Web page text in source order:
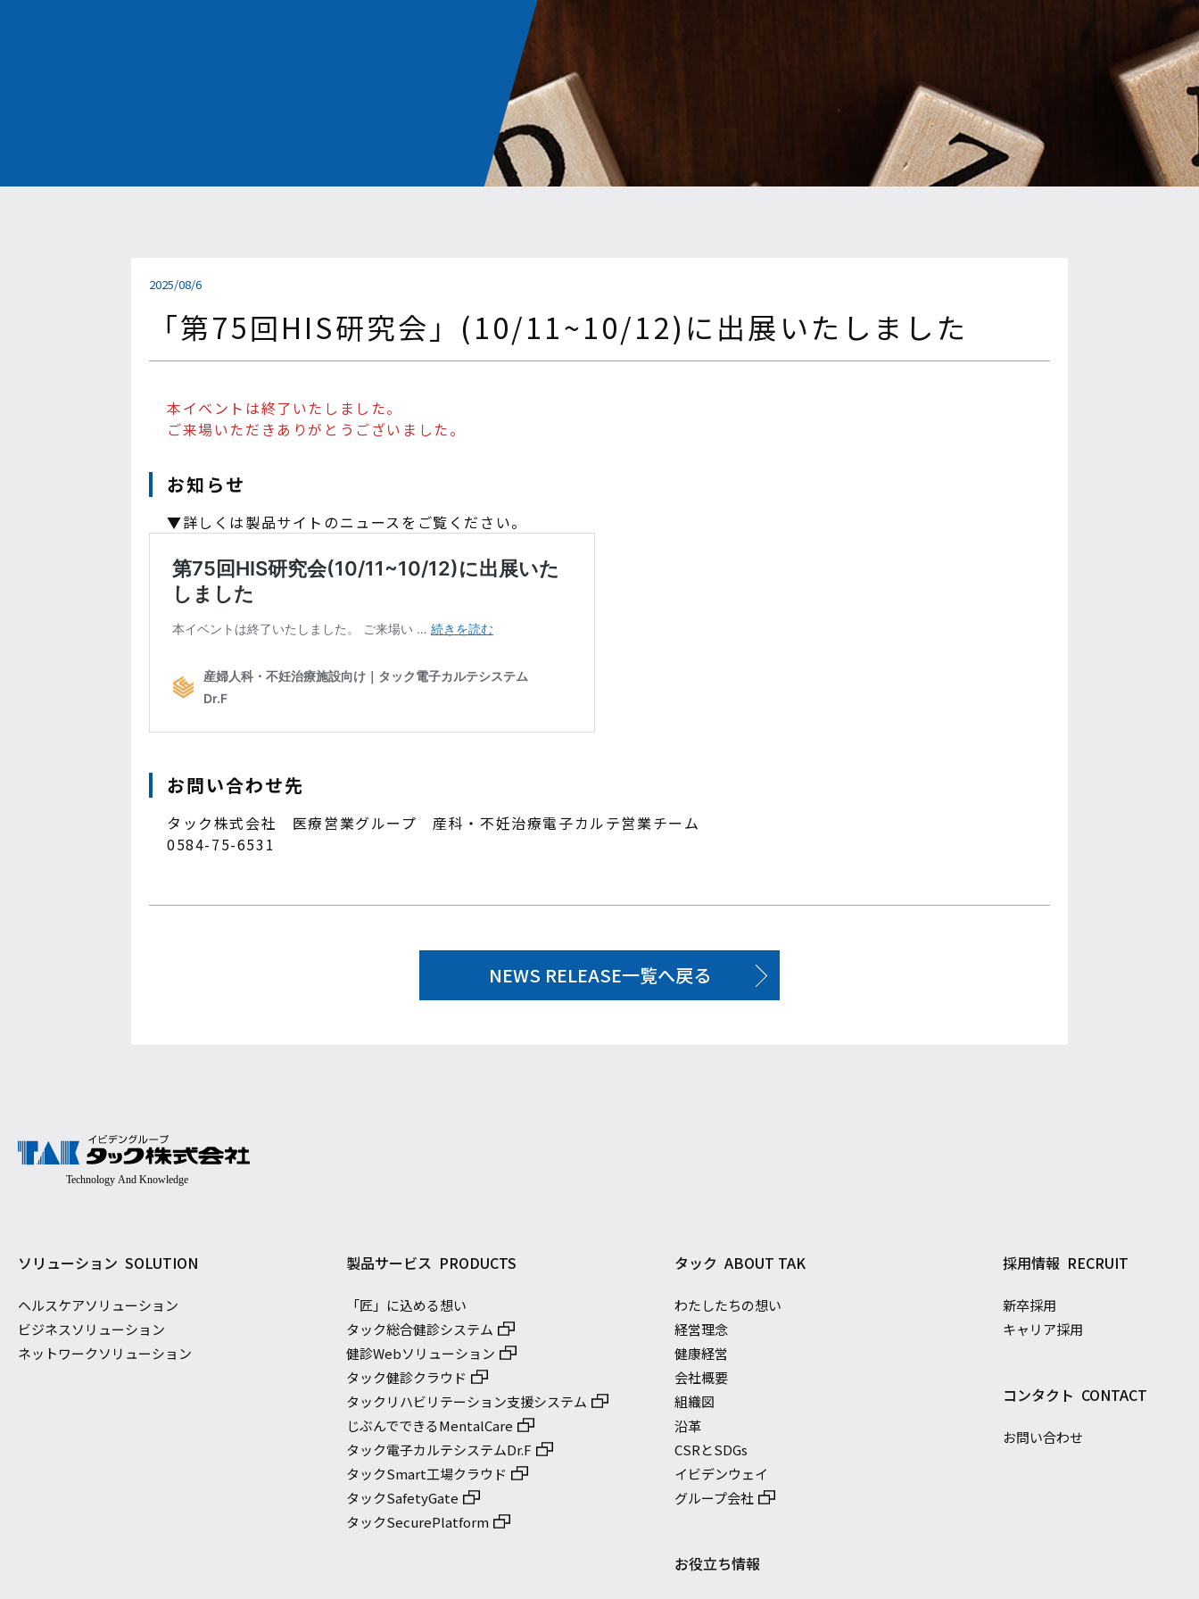
2025/08/6
「第75回HIS研究会」(10/11~10/12)に出展いたしました
本イベントは終了いたしました。
ご来場いただきありがとうございました。
お知らせ
▼詳しくは製品サイトのニュースをご覧ください。
お問い合わせ先
タック株式会社 医療営業グループ 産科・不妊治療電子カルテ営業チーム
0584-75-6531
NEWS RELEASE一覧へ戻る
ソリューション SOLUTION
ヘルスケアソリューション
ビジネスソリューション
ネットワークソリューション
製品サービス PRODUCTS
「匠」に込める想い
タック総合健診システム
健診Webソリューション
タック健診クラウド
タックリハビリテーション支援システム
じぶんでできるMentalCare
タック電子カルテシステムDr.F
タックSmart工場クラウド
タックSafetyGate
タックSecurePlatform
タック ABOUT TAK
わたしたちの想い
経営理念
健康経営
会社概要
組織図
沿革
CSRとSDGs
イビデンウェイ
グループ会社
お役立ち情報
採用情報 RECRUIT
新卒採用
キャリア採用
コンタクト CONTACT
お問い合わせ